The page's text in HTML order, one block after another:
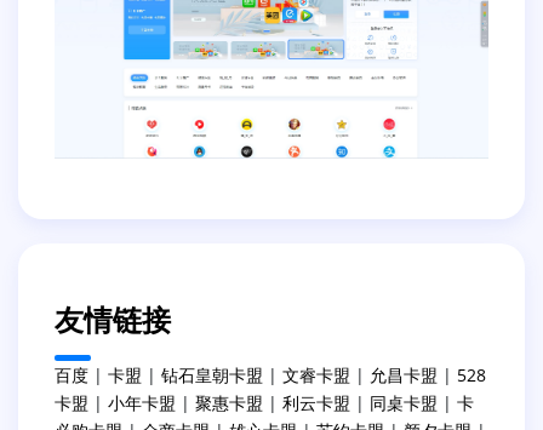
友情链接
百度 | 卡盟 | 钻石皇朝卡盟 | 文睿卡盟 | 允昌卡盟 | 528
卡盟 | 小年卡盟 | 聚惠卡盟 | 利云卡盟 | 同桌卡盟 | 卡